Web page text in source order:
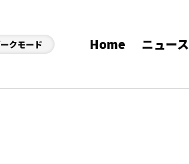
クモード Home ニュース